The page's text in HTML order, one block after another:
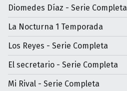
Diomedes Díaz - Serie Completa
La Nocturna 1 Temporada
Los Reyes - Serie Completa
El secretario - Serie Completa
Mi Rival - Serie Completa